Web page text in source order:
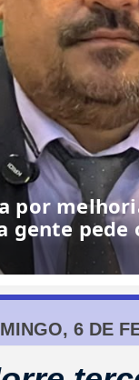
por
gente pede
6 DE